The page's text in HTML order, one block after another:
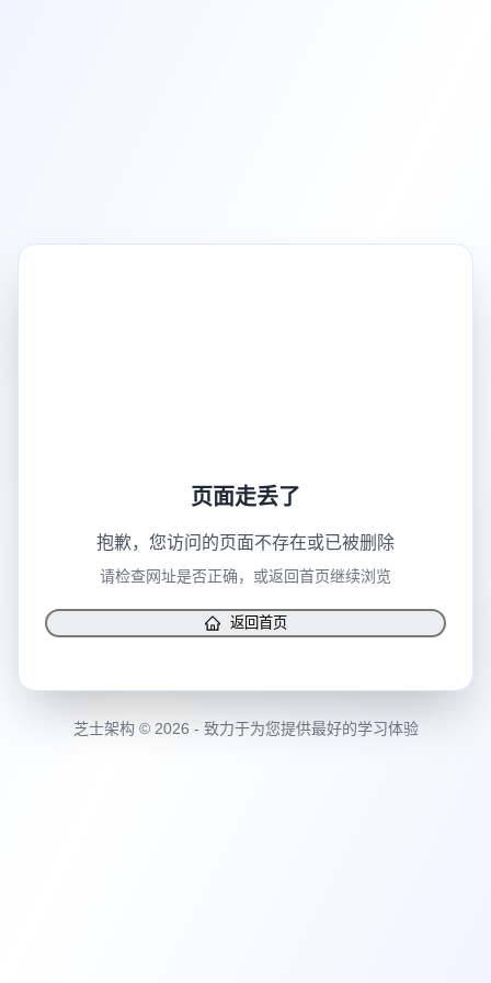
页面走丢了
抱歉，您访问的页面不存在或已被删除
请检查网址是否正确，或返回首页继续浏览
返回首页
芝士架构 © 2026 - 致力于为您提供最好的学习体验